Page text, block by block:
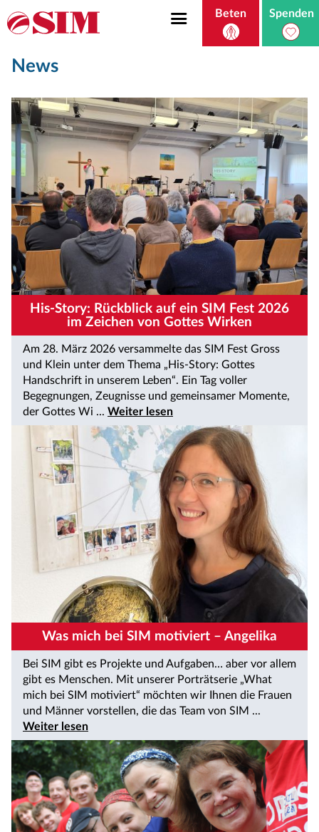
Beten Spenden
News
His-Story: Rückblick auf ein SIM Fest 2026
im Zeichen von Gottes Wirken
Am 28. März 2026 versammelte das SIM Fest Gross
und Klein unter dem Thema „His-Story: Gottes
Handschrift in unserem Leben“. Ein Tag voller
Begegnungen, Zeugnisse und gemeinsamer Momente,
der Gottes Wi ... Weiter lesen
Was mich bei SIM motiviert – Angelika
Bei SIM gibt es Projekte und Aufgaben… aber vor allem
gibt es Menschen. Mit unserer Porträtserie „What
mich bei SIM motiviert“ möchten wir Ihnen die Frauen
und Männer vorstellen, die das Team von SIM ...
Weiter lesen